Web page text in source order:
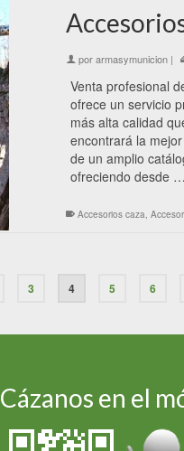
porarmasymunicion|
Venta profesional
ofrece un servicio
más alta calidad
encontrará la
de un amplio
ofreciendo desde …
Accesorios caza,
3 4 5 6
Cázanos en el